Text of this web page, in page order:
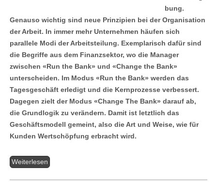
bung.
Genauso wichtig sind neue Prinzipien bei der Organisation
der Arbeit. In immer mehr Unternehmen häufen sich
parallele Modi der Arbeitsteilung. Exemplarisch dafür sind
die Begriffe aus dem Finanzsektor, wo die Manager
zwischen «Run the Bank» und «Change the Bank»
unterscheiden. Im Modus «Run the Bank» werden das
Tagesgeschäft erledigt und die Kernprozesse verbessert.
Dagegen zielt der Modus «Change The Bank» darauf ab,
die Grundlogik zu verändern. Damit ist letztlich das
Geschäftsmodell gemeint, also die Art und Weise, wie für
Kunden Wertschöpfung erbracht wird.
Weiterlesen